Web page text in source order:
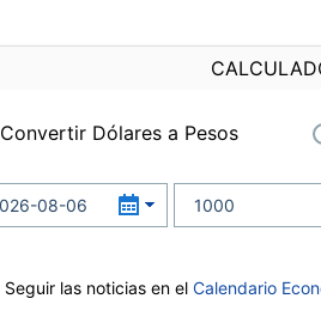
Convertir Dólares a Pesos
Seguir las noticias en el Calendario